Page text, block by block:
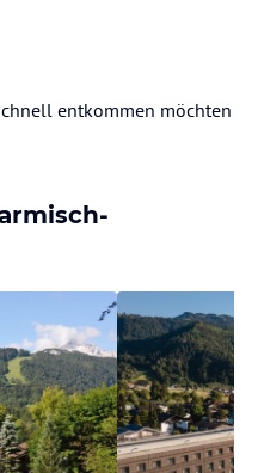
entkommen möchten